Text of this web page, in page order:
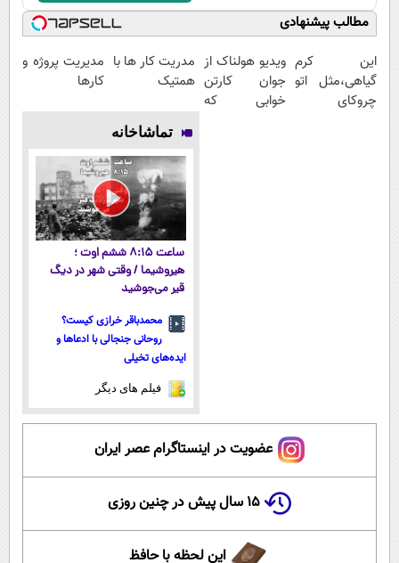
مطالب پیشنهادی
این کرم
گیاهی،مثل اتو
چروکای
ویدیو هولناک از
جوان کارتن
خوابی که
مدریت کار ها با
همتیک
مدیریت پروژه و
کارها
تماشاخانه
ساعت ۸:۱۵ ششم اوت ؛
هیروشیما / وقتی شهر در دیگ
قیر می‌جوشید
محمدباقر خرازی کیست؟
روحانی جنجالی با ادعاها و
ایده‌های تخیلی
فیلم های دیگر
عضویت در اینستاگرام عصر ایران
۱۵ سال پیش در چنین روزی
این لحظه با حافظ